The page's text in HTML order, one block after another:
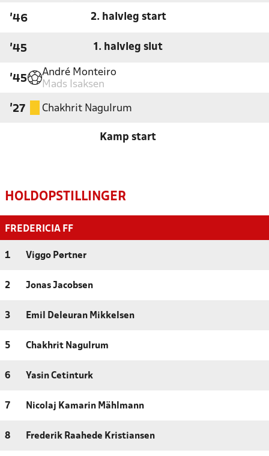
'46 2. halvleg start
'45 1. halvleg slut
'45
André Monteiro
Mads Isaksen
'27 Chakhrit Nagulrum
Kamp start
HOLDOPSTILLINGER
FREDERICIA FF
1 Viggo Pørtner
2 Jonas Jacobsen
3 Emil Deleuran Mikkelsen
5 Chakhrit Nagulrum
6 Yasin Cetinturk
7 Nicolaj Kamarin Mählmann
8 Frederik Raahede Kristiansen